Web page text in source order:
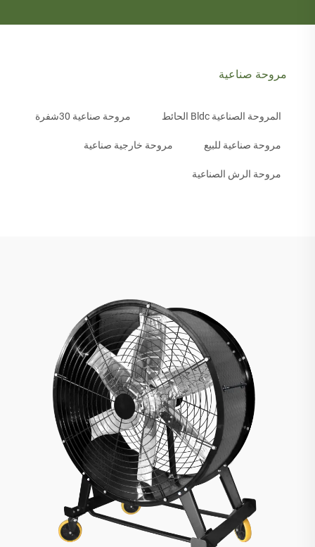
مروحة صناعية
المروحة الصناعية Bldc الحائط مروحة صناعية 30شفرة
مروحة صناعية للبيع مروحة خارجية صناعية
مروحة الرش الصناعية